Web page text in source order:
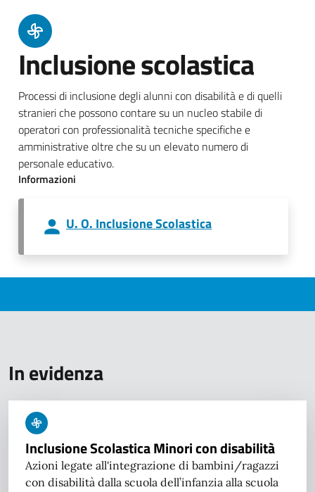
Inclusione scolastica
Processi di inclusione degli alunni con disabilità e di quelli
stranieri che possono contare su un nucleo stabile di
operatori con professionalità tecniche specifiche e
amministrative oltre che su un elevato numero di
personale educativo.
Informazioni
U. O. Inclusione Scolastica
In evidenza
Inclusione Scolastica Minori con disabilità
Azioni legate all'integrazione di bambini/ragazzi
con disabilità dalla scuola dell’infanzia alla scuola